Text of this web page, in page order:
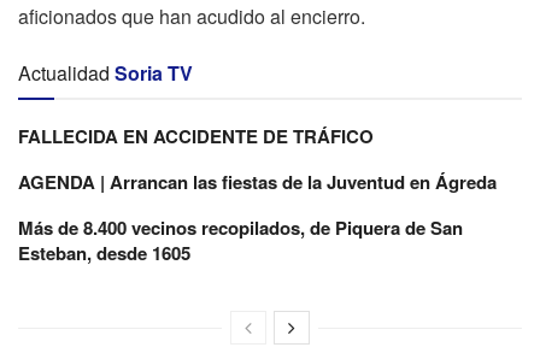
aficionados que han acudido al encierro.
Actualidad Soria TV
FALLECIDA EN ACCIDENTE DE TRÁFICO
AGENDA | Arrancan las fiestas de la Juventud en Ágreda
Más de 8.400 vecinos recopilados, de Piquera de San
Esteban, desde 1605